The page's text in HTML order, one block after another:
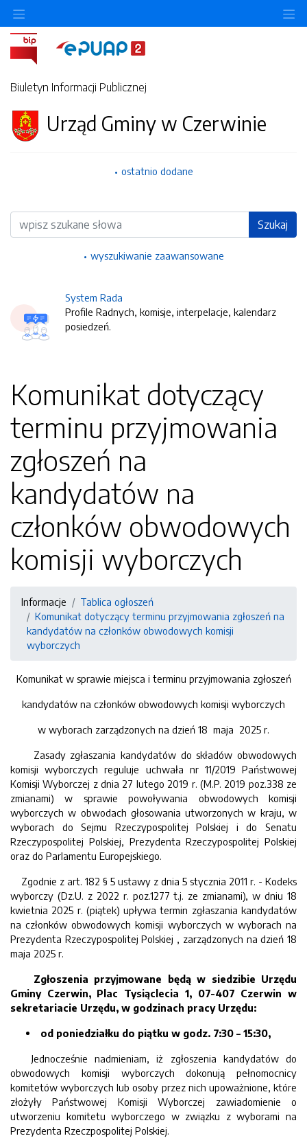
Biuletyn Informacji Publicznej
Urząd Gminy w Czerwinie
ostatnio dodane
Wyszukiwarka Szukaj
wyszukiwanie zaawansowane
System Rada
Profile Radnych, komisje, interpelacje, kalendarz
posiedzeń.
Komunikat dotyczący
terminu przyjmowania
zgłoszeń na
kandydatów na
członków obwodowych
komisji wyborczych
Informacje
Tablica ogłoszeń
Komunikat dotyczący terminu przyjmowania zgłoszeń na
kandydatów na członków obwodowych komisji
wyborczych
Komunikat w sprawie miejsca i terminu przyjmowania zgłoszeń
kandydatów na członków obwodowych komisji wyborczych
w wyborach zarządzonych na dzień 18 maja 2025 r.
Zasady zgłaszania kandydatów do składów obwodowych
komisji wyborczych reguluje uchwała nr 11/2019 Państwowej
Komisji Wyborczej z dnia 27 lutego 2019 r. (M.P. 2019 poz.338 ze
zmianami) w sprawie powoływania obwodowych komisji
wyborczych w obwodach głosowania utworzonych w kraju, w
wyborach do Sejmu Rzeczypospolitej Polskiej i do Senatu
Rzeczypospolitej Polskiej, Prezydenta Rzeczypospolitej Polskiej
oraz do Parlamentu Europejskiego.
Zgodnie z art. 182 § 5 ustawy z dnia 5 stycznia 2011 r. - Kodeks
wyborczy (Dz.U. z 2022 r. poz.1277 t.j. ze zmianami), w dniu 18
kwietnia 2025 r. (piątek) upływa termin zgłaszania kandydatów
na członków obwodowych komisji wyborczych w wyborach na
Prezydenta Rzeczypospolitej Polskiej , zarządzonych na dzień 18
maja 2025 r.
Zgłoszenia przyjmowane będą w siedzibie Urzędu
Gminy Czerwin, Plac Tysiąclecia 1, 07-407 Czerwin w
sekretariacie Urzędu, w godzinach pracy Urzędu:
od poniedziałku do piątku w godz. 7:30 – 15:30,
Jednocześnie nadmieniam, iż zgłoszenia kandydatów do
obwodowych komisji wyborczych dokonują pełnomocnicy
komitetów wyborczych lub osoby przez nich upoważnione, które
złożyły Państwowej Komisji Wyborczej zawiadomienie o
utworzeniu komitetu wyborczego w związku z wyborami na
Prezydenta Rzeczpospolitej Polskiej.